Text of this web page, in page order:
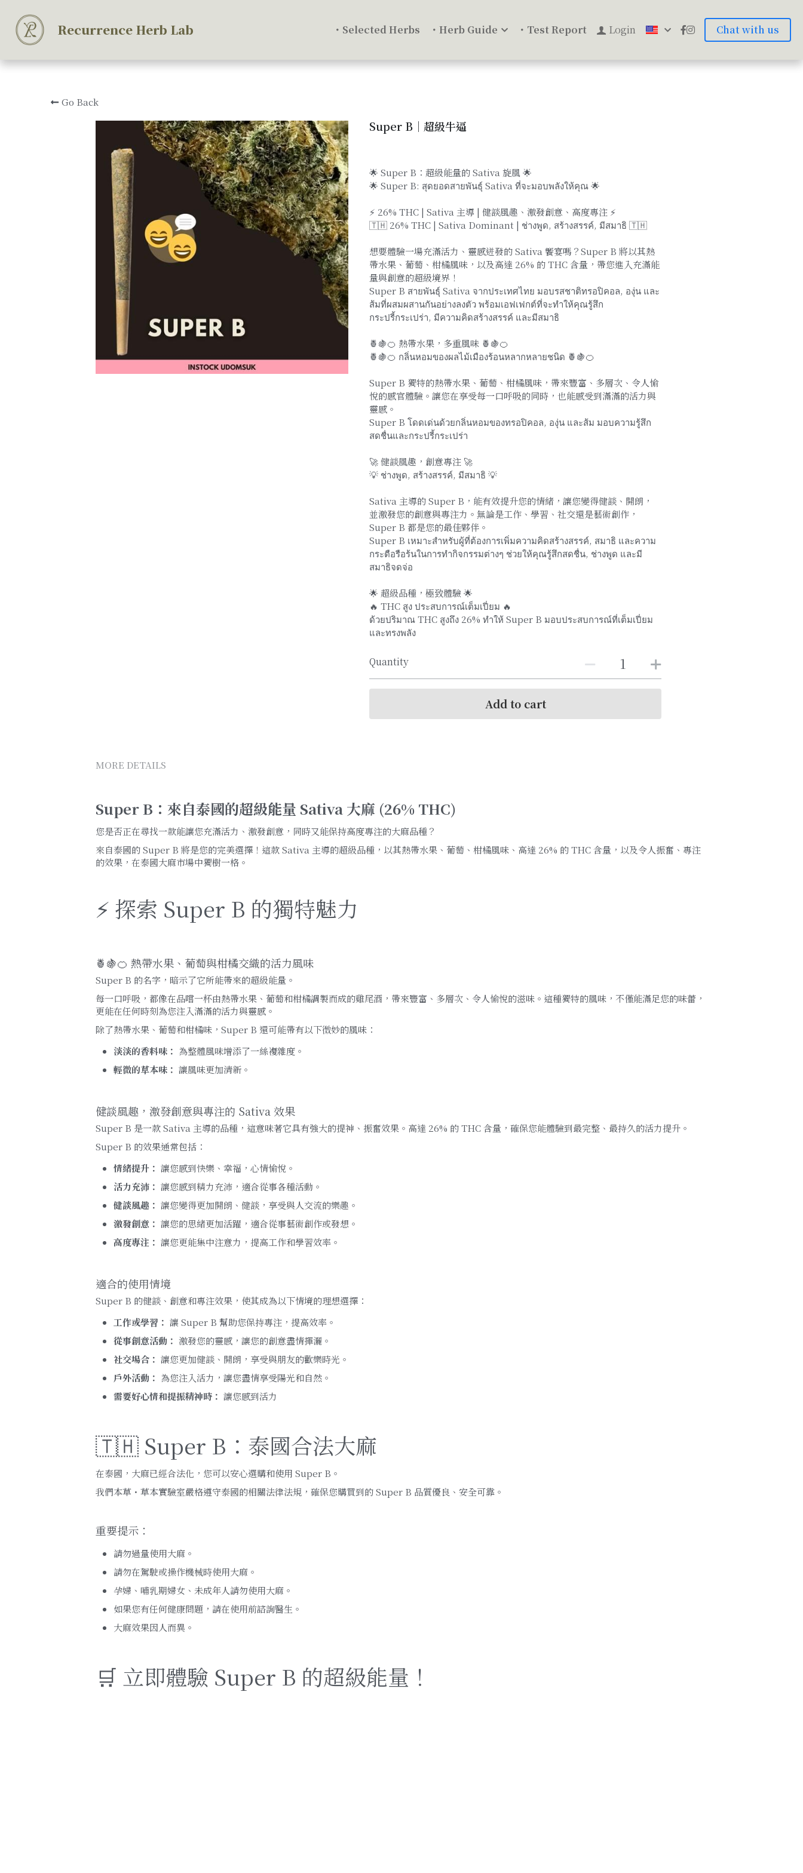
Recurrence Herb Lab ・Selected Herbs ・Herb Guide ・Test Report Login Chat with us
Go Back
Super B｜超級牛逼
🌟 Super B：超級能量的 Sativa 旋風 🌟
🌟 Super B: สุดยอดสายพันธุ์ Sativa ที่จะมอบพลังให้คุณ 🌟
⚡ 26% THC | Sativa 主導 | 健談風趣、激發創意、高度專注 ⚡
🇹🇭 26% THC | Sativa Dominant | ช่างพูด, สร้างสรรค์, มีสมาธิ 🇹🇭
想要體驗一場充滿活力、靈感迸發的 Sativa 饗宴嗎？Super B 將以其熱
帶水果、葡萄、柑橘風味，以及高達 26% 的 THC 含量，帶您進入充滿能
量與創意的超級境界！
Super B สายพันธุ์ Sativa จากประเทศไทย มอบรสชาติทรอปิคอล, องุ่น และ
ส้มที่ผสมผสานกันอย่างลงตัว พร้อมเอฟเฟกต์ที่จะทำให้คุณรู้สึก
กระปรี้กระเปร่า, มีความคิดสร้างสรรค์ และมีสมาธิ
🍍🍇🍊 熱帶水果，多重風味 🍍🍇🍊
🍍🍇🍊 กลิ่นหอมของผลไม้เมืองร้อนหลากหลายชนิด 🍍🍇🍊
Super B 獨特的熱帶水果、葡萄、柑橘風味，帶來豐富、多層次、令人愉
悅的感官體驗。讓您在享受每一口呼吸的同時，也能感受到滿滿的活力與
靈感。
Super B โดดเด่นด้วยกลิ่นหอมของทรอปิคอล, องุ่น และส้ม มอบความรู้สึก
สดชื่นและกระปรี้กระเปร่า
🚀 健談風趣，創意專注 🚀
💡 ช่างพูด, สร้างสรรค์, มีสมาธิ 💡
Sativa 主導的 Super B，能有效提升您的情緒，讓您變得健談、開朗，
並激發您的創意與專注力。無論是工作、學習、社交還是藝術創作，
Super B 都是您的最佳夥伴。
Super B เหมาะสำหรับผู้ที่ต้องการเพิ่มความคิดสร้างสรรค์, สมาธิ และความ
กระตือรือร้นในการทำกิจกรรมต่างๆ ช่วยให้คุณรู้สึกสดชื่น, ช่างพูด และมี
สมาธิจดจ่อ
🌟 超級品種，極致體驗 🌟
🔥 THC สูง ประสบการณ์เต็มเปี่ยม 🔥
ด้วยปริมาณ THC สูงถึง 26% ทำให้ Super B มอบประสบการณ์ที่เต็มเปี่ยม
และทรงพลัง
Quantity
Add to cart
MORE DETAILS
Super B：來自泰國的超級能量 Sativa 大麻 (26% THC)
您是否正在尋找一款能讓您充滿活力、激發創意，同時又能保持高度專注的大麻品種？
來自泰國的 Super B 將是您的完美選擇！這款 Sativa 主導的超級品種，以其熱帶水果、葡萄、柑橘風味、高達 26% 的 THC 含量，以及令人振奮、專注
的效果，在泰國大麻市場中獨樹一格。
⚡ 探索 Super B 的獨特魅力
🍍🍇🍊 熱帶水果、葡萄與柑橘交織的活力風味
Super B 的名字，暗示了它所能帶來的超級能量。
每一口呼吸，都像在品嚐一杯由熱帶水果、葡萄和柑橘調製而成的雞尾酒，帶來豐富、多層次、令人愉悅的滋味。這種獨特的風味，不僅能滿足您的味蕾，
更能在任何時刻為您注入滿滿的活力與靈感。
除了熱帶水果、葡萄和柑橘味，Super B 還可能帶有以下微妙的風味：
淡淡的香料味： 為整體風味增添了一絲複雜度。
輕微的草本味： 讓風味更加清新。
健談風趣，激發創意與專注的 Sativa 效果
Super B 是一款 Sativa 主導的品種，這意味著它具有強大的提神、振奮效果。高達 26% 的 THC 含量，確保您能體驗到最完整、最持久的活力提升。
Super B 的效果通常包括：
情緒提升： 讓您感到快樂、幸福，心情愉悅。
活力充沛： 讓您感到精力充沛，適合從事各種活動。
健談風趣： 讓您變得更加開朗、健談，享受與人交流的樂趣。
激發創意： 讓您的思緒更加活躍，適合從事藝術創作或發想。
高度專注： 讓您更能集中注意力，提高工作和學習效率。
適合的使用情境
Super B 的健談、創意和專注效果，使其成為以下情境的理想選擇：
工作或學習： 讓 Super B 幫助您保持專注，提高效率。
從事創意活動： 激發您的靈感，讓您的創意盡情揮灑。
社交場合： 讓您更加健談、開朗，享受與朋友的歡樂時光。
戶外活動： 為您注入活力，讓您盡情享受陽光和自然。
需要好心情和提振精神時： 讓您感到活力
🇹🇭 Super B：泰國合法大麻
在泰國，大麻已經合法化，您可以安心選購和使用 Super B。
我們本草・草本實驗室嚴格遵守泰國的相關法律法規，確保您購買到的 Super B 品質優良、安全可靠。
重要提示：
請勿過量使用大麻。
請勿在駕駛或操作機械時使用大麻。
孕婦、哺乳期婦女、未成年人請勿使用大麻。
如果您有任何健康問題，請在使用前諮詢醫生。
大麻效果因人而異。
🛒 立即體驗 Super B 的超級能量！